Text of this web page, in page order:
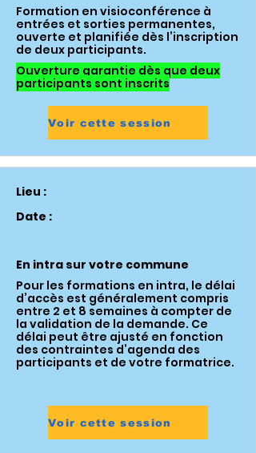
Formation en visioconférence à
entrées et sorties permanentes,
ouverte et planifiée dès l’inscription
de deux participants.
Ouverture garantie dès que deux
participants sont inscrits
Voir cette session
Lieu :
Date :
En intra sur votre commune
Pour les formations en intra, le délai
d’accès est généralement compris
entre 2 et 8 semaines à compter de
la validation de la demande. Ce
délai peut être ajusté en fonction
des contraintes d’agenda des
participants et de votre formatrice.
Voir cette session